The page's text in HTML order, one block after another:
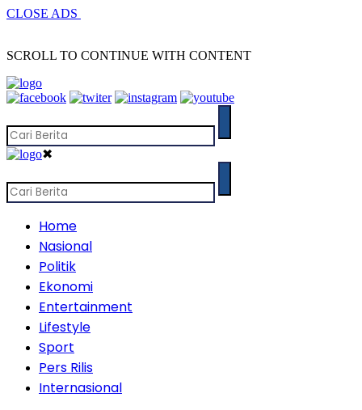
CLOSE ADS
SCROLL TO CONTINUE WITH CONTENT
✖
Home
Nasional
Politik
Ekonomi
Entertainment
Lifestyle
Sport
Pers Rilis
Internasional